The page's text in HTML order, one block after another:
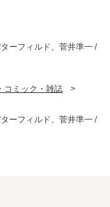
ーフィルド、菅井準一 /
コミック・雑誌
>
ーフィルド、菅井準一 /